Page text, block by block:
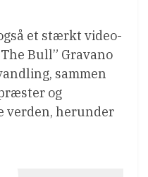
et stærkt video-
Bull” Gravano
sammen
og
verden, herunder